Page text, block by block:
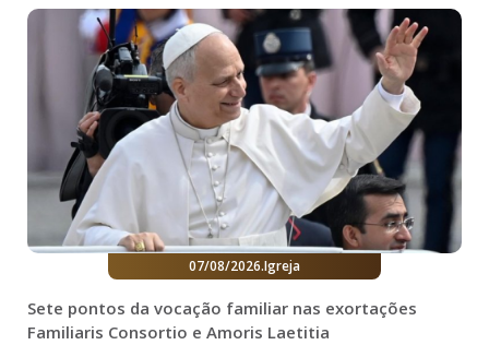
07/08/2026.Igreja
Sete pontos da vocação familiar nas exortações
Familiaris Consortio e Amoris Laetitia